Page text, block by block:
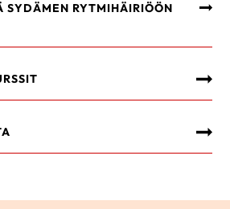
SYDÄMEN RYTMIHÄIRIÖÖN